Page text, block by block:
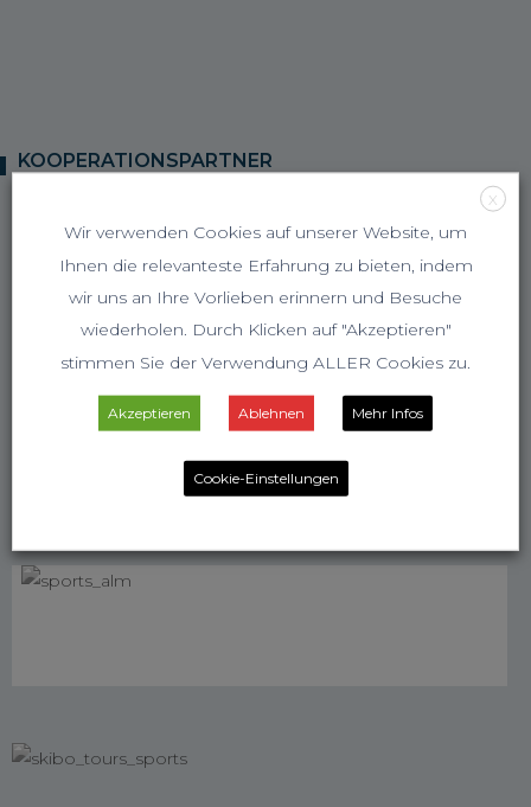
KOOPERATIONSPARTNER
X
Wir verwenden Cookies auf unserer Website, um
Ihnen die relevanteste Erfahrung zu bieten, indem
wir uns an Ihre Vorlieben erinnern und Besuche
wiederholen. Durch Klicken auf "Akzeptieren"
stimmen Sie der Verwendung ALLER Cookies zu.
Akzeptieren Ablehnen Mehr Infos
Cookie-Einstellungen